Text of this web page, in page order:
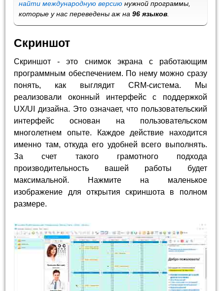
найти международную версию нужной программы,
которые у нас переведены аж на96 языков.
Скриншот
Скриншот - это снимок экрана с работающим
программным обеспечением. По нему можно сразу
понять, как выглядит CRM-система. Мы
реализовали оконный интерфейс с поддержкой
UX/UI дизайна. Это означает, что пользовательский
интерфейс основан на пользовательском
многолетнем опыте. Каждое действие находится
именно там, откуда его удобней всего выполнять.
За счет такого грамотного подхода
производительность вашей работы будет
максимальной. Нажмите на маленькое
изображение для открытия скриншота в полном
размере.